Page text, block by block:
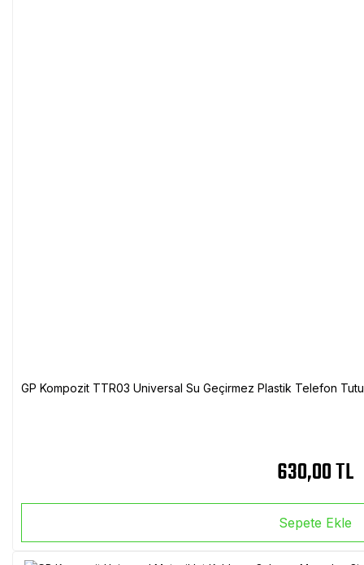
GP Kompozit TTR03 Universal Su Geçirmez Plastik Telefon
630,00 TL
Sepete Ekle